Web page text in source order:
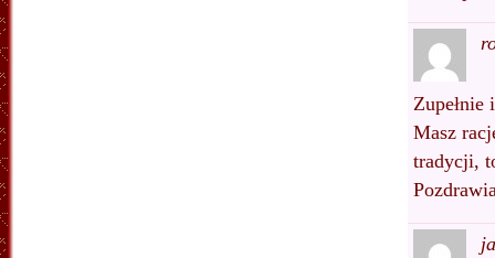
Zupełnie
Masz
tradycji,